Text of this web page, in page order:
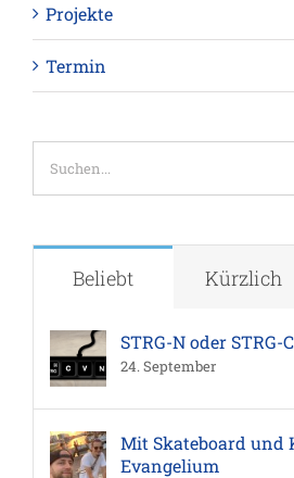
Projekte
Termin
Beliebt Kürzlich
STRG-N oder STRG-
24. September
Mit Skateboard und
Evangelium